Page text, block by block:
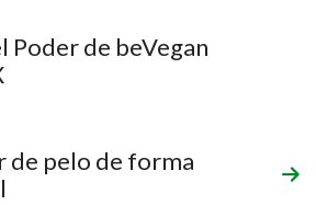
Poder de beVegan
de pelo de forma